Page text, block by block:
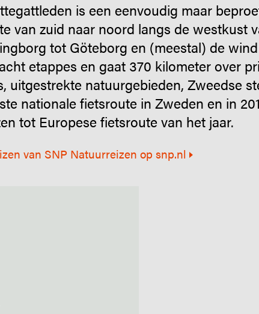
is een eenvoudig maar
van zuid naar noord langs de westkust
tot Göteborg en (meestal) de
etappes en gaat 370 kilometer over
uitgestrekte natuurgebieden, Zweedse
nationale fietsroute in Zweden en in
tot Europese fietsroute van het jaar.
van SNP Natuurreizen op snp.nl